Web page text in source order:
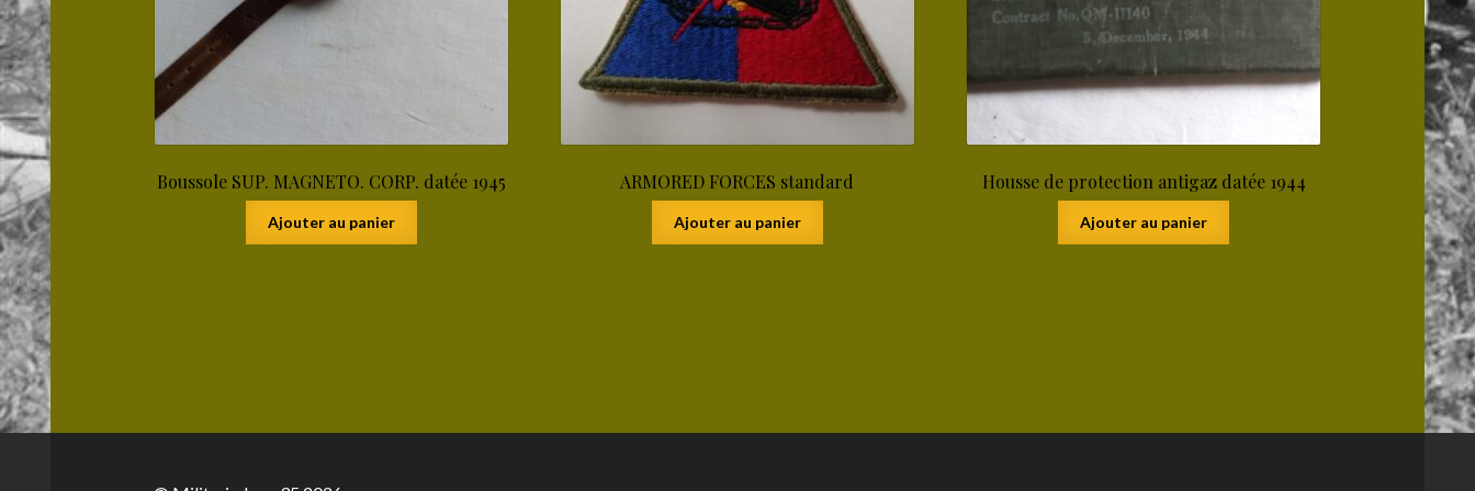
Boussole SUP. MAGNETO. CORP. datée 1945
Ajouter au panier
ARMORED FORCES standard
Ajouter au panier
Housse de protection antigaz datée 1944
Ajouter au panier